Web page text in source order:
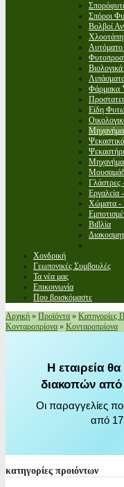
Σπόροι
Βολβοί
Αυτόματο
Φάρμακα
Είδη
Εργαλεία
Χώματα -
Βιβλία
Χονδρική
Γεωπονικές Συμβουλές
Τα νέα μας
Επικοινωνία
Που βρισκόμαστε
Αρχική » Προϊόντα » Κατηγορίες
Κονταροπρίονα » Κονταροπρίονα
Η εταιρεία
διακοπών από
Οι παραγγελίες
από 17
κατηγορίες προιόντων